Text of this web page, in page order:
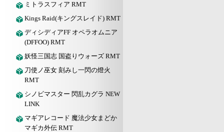
ミトラスフィア RMT
Kings Raid(キングスレイド) RMT
ディシディアFF オペラオムニア
(DFFOO) RMT
妖怪三国志 国盗りウォーズ RMT
刀使ノ巫女 刻みし一閃の燈火
RMT
シノビマスター 閃乱カグラ NEW
LINK
マギアレコード 魔法少女まどか
マギカ外伝 RMT